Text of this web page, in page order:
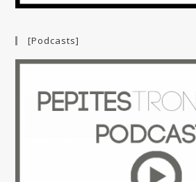
[Podcasts]